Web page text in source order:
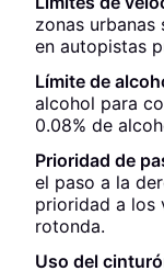
zonas urbanas
en autopistas
Límite de
alcohol para
0.08% de
Prioridad de
el paso a la
prioridad a los
rotonda.
Uso del